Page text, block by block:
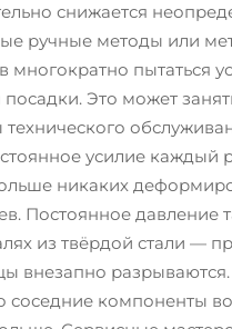
снижается
ручные методы или
многократно пытаться
Это может
усилие каждый
никаких
Постоянное давление
из твёрдой стали —
внезапно
соседние компоненты